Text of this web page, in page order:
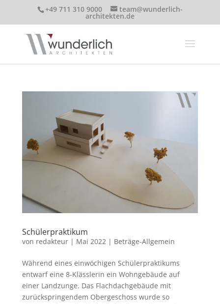
+49 711 310 9000 team@wunderlich-
architekten.de
Schülerpraktikum
von redakteur| Mai 2022| Beträge-Allgemein
Während eines einwöchigen Schülerpraktikums
entwarf eine 8-Klässlerin ein Wohngebäude auf
einer Landzunge. Das Flachdachgebäude mit
zurückspringendem Obergeschoss wurde so